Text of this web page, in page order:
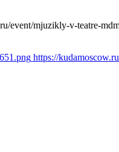
event/mjuzikly-v-teatre-
https://